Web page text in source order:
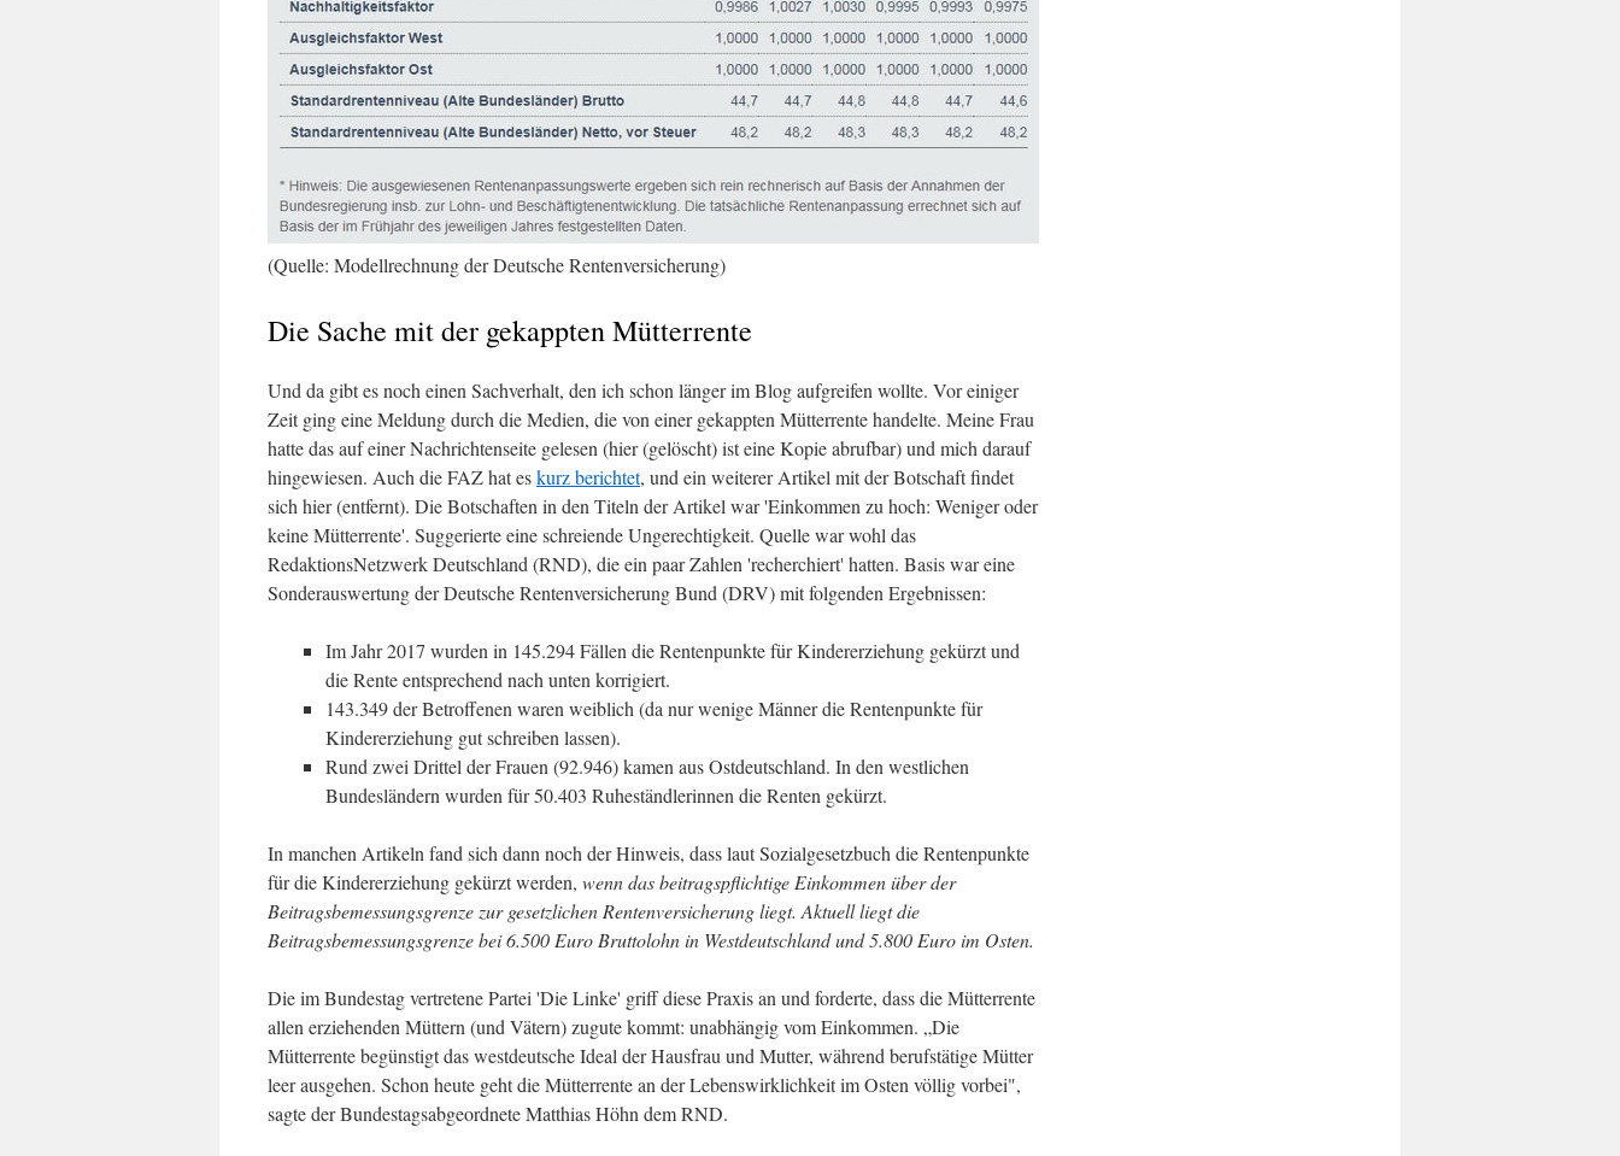
(Quelle: Modellrechnung der Deutsche Rentenversicherung)
Die Sache mit der gekappten Mütterrente
Und da gibt es noch einen Sachverhalt, den ich schon länger im Blog aufgreifen wollte. Vor einiger
Zeit ging eine Meldung durch die Medien, die von einer gekappten Mütterrente handelte. Meine Frau
hatte das auf einer Nachrichtenseite gelesen (hier (gelöscht) ist eine Kopie abrufbar) und mich darauf
hingewiesen. Auch die FAZ hat eskurz berichtet, und ein weiterer Artikel mit der Botschaft findet
sich hier (entfernt). Die Botschaften in den Titeln der Artikel war 'Einkommen zu hoch: Weniger oder
keine Mütterrente'. Suggerierte eine schreiende Ungerechtigkeit. Quelle war wohl das
RedaktionsNetzwerk Deutschland (RND), die ein paar Zahlen 'recherchiert' hatten. Basis war eine
Sonderauswertung der Deutsche Rentenversicherung Bund (DRV) mit folgenden Ergebnissen:
Im Jahr 2017 wurden in 145.294 Fällen die Rentenpunkte für Kindererziehung gekürzt und
die Rente entsprechend nach unten korrigiert.
143.349 der Betroffenen waren weiblich (da nur wenige Männer die Rentenpunkte für
Kindererziehung gut schreiben lassen).
Rund zwei Drittel der Frauen (92.946) kamen aus Ostdeutschland. In den westlichen
Bundesländern wurden für 50.403 Ruheständlerinnen die Renten gekürzt.
In manchen Artikeln fand sich dann noch der Hinweis, dass laut Sozialgesetzbuch die Rentenpunkte
für die Kindererziehung gekürzt werden, wenn das beitragspflichtige Einkommen über der
Beitragsbemessungsgrenze zur gesetzlichen Rentenversicherung liegt. Aktuell liegt die
Beitragsbemessungsgrenze bei 6.500 Euro Bruttolohn in Westdeutschland und 5.800 Euro im Osten.
Die im Bundestag vertretene Partei 'Die Linke' griff diese Praxis an und forderte, dass die Mütterrente
allen erziehenden Müttern (und Vätern) zugute kommt: unabhängig vom Einkommen. „Die
Mütterrente begünstigt das westdeutsche Ideal der Hausfrau und Mutter, während berufstätige Mütter
leer ausgehen. Schon heute geht die Mütterrente an der Lebenswirklichkeit im Osten völlig vorbei",
sagte der Bundestagsabgeordnete Matthias Höhn dem RND.